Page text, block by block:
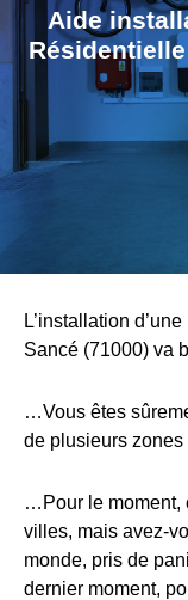
Aide
L’installation
Sancé (71000) va
…Vous êtes
de plusieurs
…Pour le moment,
villes, mais avez-
monde, pris de
dernier moment,